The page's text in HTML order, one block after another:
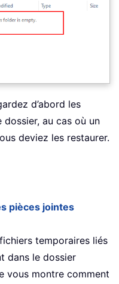
d’abord les
au cas où un
deviez les restaurer.
pièces jointes
temporaires liés
dans le dossier
vous montre comment